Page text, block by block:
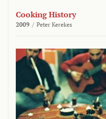
Cooking History
2009 / Peter Kerekes